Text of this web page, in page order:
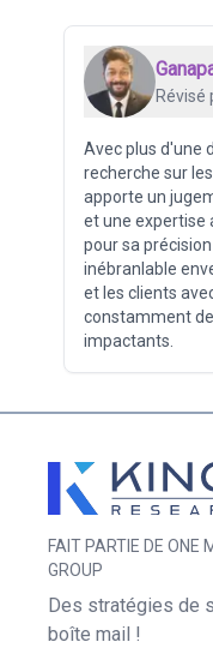
Révisé
Avec plus d'une
recherche sur
apporte un
et une expertise
pour sa
inébranlable
et les clients
constamment
impactants.
FAIT PARTIE DE ONE
GROUP
Des stratégies de
boîte mail !